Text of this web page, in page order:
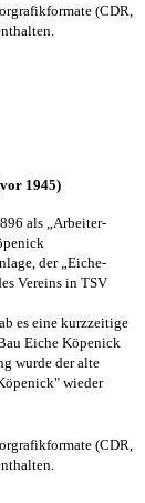
(CDR,
1945)
als „Arbeiter-
der „Eiche-
Vereins in TSV
es eine kurzzeitige
Eiche Köpenick
wurde der alte
wieder
(CDR,